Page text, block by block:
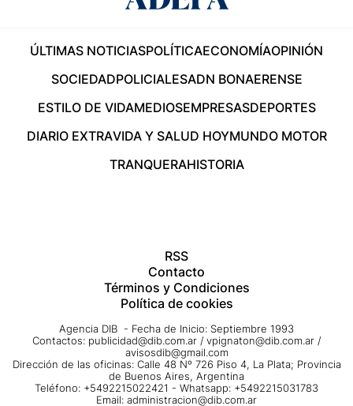
ÚLTIMAS NOTICIASPOLÍTICAECONOMÍAOPINIÓN
SOCIEDADPOLICIALESADN BONAERENSE
ESTILO DE VIDAMEDIOSEMPRESASDEPORTES
DIARIO EXTRAVIDA Y SALUD HOYMUNDO MOTOR
TRANQUERAHISTORIA
RSS
Contacto
Términos y Condiciones
Política de cookies
Agencia DIB - Fecha de Inicio: Septiembre 1993
Contactos: publicidad@dib.com.ar / vpignaton@dib.com.ar /
avisosdib@gmail.com
Dirección de las oficinas: Calle 48 Nº 726 Piso 4, La Plata; Provincia
de Buenos Aires, Argentina
Teléfono: +5492215022421 - Whatsapp: +5492215031783
Email: administracion@dib.com.ar